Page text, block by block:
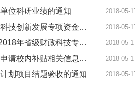
位科研业绩的通知 2018-05-
关于发布2019年广州市科技创新发展专项资金项目(第一批)申报指南的通知 2018-05-
广东省科技厅关于做好2018年省级财政科技专项资金绩效自评工作的通知 2018-05-
关于核对2017年度专利申请校内补贴相关信息的通知 2018-05-
划项目结题验收的通知 2018-05-